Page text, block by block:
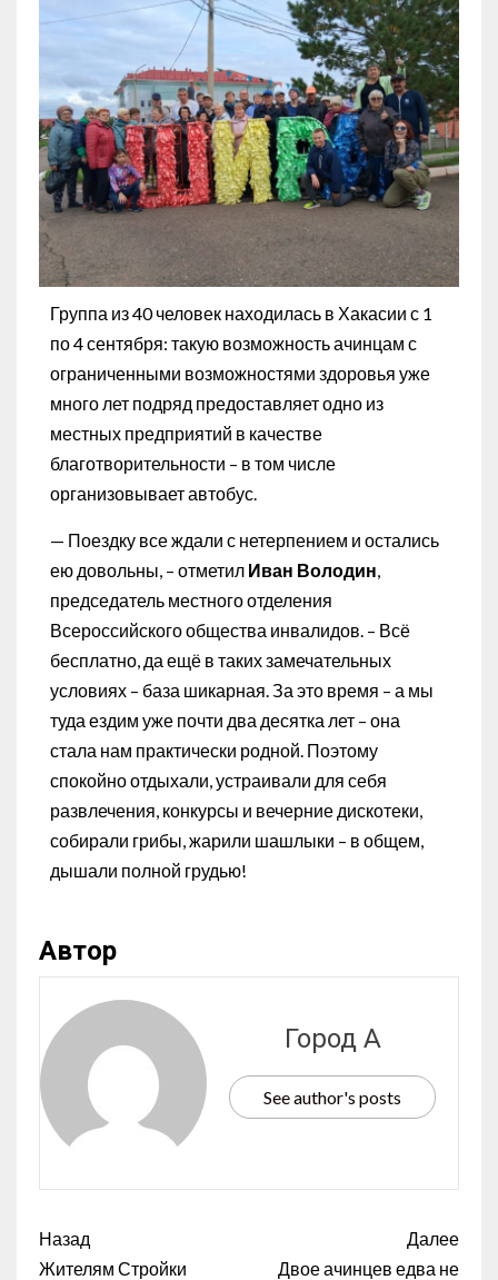
Группа из 40 человек находилась в Хакасии с 1
по 4 сентября: такую возможность ачинцам с
ограниченными возможностями здоровья уже
много лет подряд предоставляет одно из
местных предприятий в качестве
благотворительности – в том числе
организовывает автобус.
— Поездку все ждали с нетерпением и остались
ею довольны, – отметил Иван Володин,
председатель местного отделения
Всероссийского общества инвалидов. – Всё
бесплатно, да ещё в таких замечательных
условиях – база шикарная. За это время – а мы
туда ездим уже почти два десятка лет – она
стала нам практически родной. Поэтому
спокойно отдыхали, устраивали для себя
развлечения, конкурсы и вечерние дискотеки,
собирали грибы, жарили шашлыки – в общем,
дышали полной грудью!
Автор
Город А
See author's posts
Назад
Жителям Стройки
Далее
Двое ачинцев едва не